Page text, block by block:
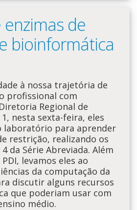
enzimas de
bioinformática
à nossa trajetória de
profissional com
Regional de
nesta sexta-feira, eles
laboratório para aprender
restrição, realizando os
da Série Abreviada. Além
levamos eles ao
da computação da
discutir alguns recursos
que poderiam usar com
médio.